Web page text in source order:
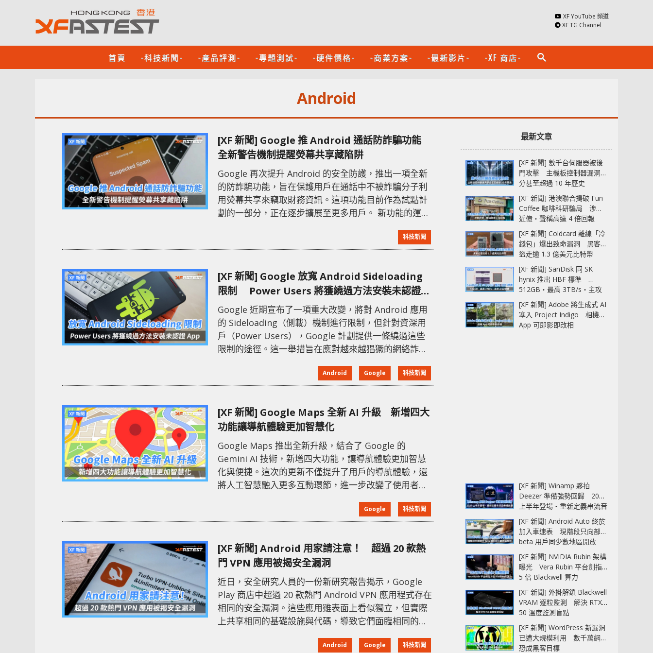
XF YouTube 頻道
XF TG Channel
首頁 -科技新聞- -產品評測- -專題測試- -硬件價格- -商業方案- -最新影片- -XF 商店- search
Android
[XF 新聞] Google 推 Android 通話防詐騙功能
全新警告機制提醒熒幕共享藏陷阱
Google 再次提升 Android 的安全防護，推出一項全新
的防詐騙功能，旨在保護用戶在通話中不被詐騙分子利
用熒幕共享來竊取財務資訊。這項功能目前作為試點計
劃的一部分，正在逐步擴展至更多用戶。 新功能的運作
融應用程式（如銀行 APP）時，系統會檢查通話對象是
否存在於聯絡人名單中。如果對方不在聯絡人列表內，
騙，並警告對方可能意圖借此獲取財務資訊。 除此之
外，這項功能還設計了
科技新聞
[XF 新聞] Google 放寬 Android Sideloading
限制 Power Users 將獲繞過方法安裝未認證
App
Google 近期宣布了一項重大改變，將對 Android 應用
的 Sideloading（側載）機制進行限制，但針對資深用
戶（Power Users），Google 計劃提供一條繞過這些
限制的途徑。這一舉措旨在應對越來越猖獗的網絡詐騙
工程技術，誘導用戶繞過系統保護並安裝惡意應用，導
致用戶蒙受損失。 根據 Google 的方案，未經驗證的開
用，這一設計旨在防止惡意應用開發
Android Google 科技新聞
[XF 新聞] Google Maps 全新 AI 升級 新增四大
功能讓導航體驗更加智慧化
Google Maps 推出全新升級，結合了 Google 的
Gemini AI 技術，新增四大功能，讓導航體驗更加智慧
化與便捷。這次的更新不僅提升了用戶的導航體驗，還
將人工智慧融入更多互動環節，進一步改變了使用者的
免手操作對話功能，用戶在駕駛過程中可以像與好友交
談一樣與 Gemini 互動。例如，可以推薦沿途經濟實惠
日曆，整個過程不需要停下車輛即可完成。其次，導航
指引新增地
Google 科技新聞
[XF 新聞] Android 用家請注意！ 超過 20 款熱
門 VPN 應用被揭安全漏洞
近日，安全研究人員的一份新研究報告揭示，Google
Play 商店中超過 20 款熱門 Android VPN 應用程式存在
相同的安全漏洞。這些應用雖表面上看似獨立，但實際
上共享相同的基礎設施與代碼，導致它們面臨相同的安
費者誤以為擁有多樣化的選擇，而實際上它們在底層結
Android Google 科技新聞
最新文章
[XF 新聞] 數千台伺服器被後
門攻擊 主機板控制器漏洞部
分甚至超過 10 年歷史
[XF 新聞] 港澳聯合搗破 Fun
Coffee 咖啡科研騙局 涉款
近億‧聲稱高達 4 倍回報
[XF 新聞] Coldcard 離線「冷
錢包」爆出致命漏洞 黑客已
盜走逾 1.3 億美元比特幣
[XF 新聞] SanDisk 同 SK
hynix 推出 HBF 標準
512GB‧最高 3TB/s‧主攻
AI 記憶體
[XF 新聞] Adobe 將生成式 AI
塞入 Project Indigo 相機
App 可即影即改相
[XF 新聞] Winamp 夥拍
Deezer 準備強勢回歸 2027
上半年登場‧重新定義串流音
樂播放器
[XF 新聞] Android Auto 終於
加入車速表 現階段只向部分
beta 用戶同少數地區開放
[XF 新聞] NVIDIA Rubin 架構
曝光 Vera Rubin 平台劍指
5 倍 Blackwell 算力
[XF 新聞] 外掛解鎖 Blackwell
VRAM 逐粒監測 解決 RTX
50 溫度監測盲點
[XF 新聞] WordPress 新漏洞
已遭大規模利用 數千萬網站
恐成黑客目標